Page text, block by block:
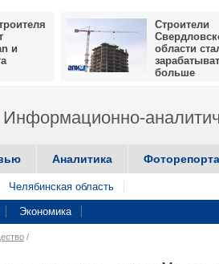
и
Строители
области
больше
Информационно-
Аналитика
Челябинская область
Экономика
/